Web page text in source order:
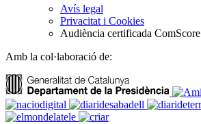
Avís legal
Privacitat i Cookies
Audiència certificada ComScore
Amb la col·laboració de: